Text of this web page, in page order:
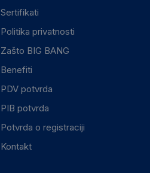
Sertifikati
Politika privatnosti
Zašto BIG BANG
Benefiti
PDV potvrda
PIB potvrda
Potvrda o registraciji
Kontakt